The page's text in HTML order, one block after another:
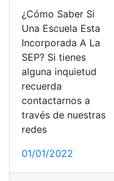
¿Cómo Saber Si
Una Escuela Esta
Incorporada A La
SEP? Si tienes
alguna inquietud
recuerda
contactarnos a
través de nuestras
redes
01/01/2022